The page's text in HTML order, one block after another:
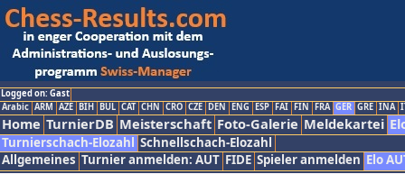
Logged on: Gast
Arabic ARM AZE BIH BUL CAT CHN CRO CZE DEN ENG ESP FAI FIN FRA GER GRE INA
Home TurnierDB Meisterschaft Foto-Galerie Meldekartei
Turnierschach-Elozahl Schnellschach-Elozahl
Allgemeines Turnier anmelden: AUT FIDE Spieler anmelden Elo